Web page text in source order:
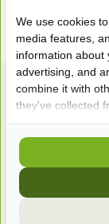
winkel
We use cookies
media features,
information about
advertising, and
combine it with
they've collected